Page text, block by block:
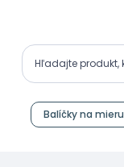
Balíčky na mieru